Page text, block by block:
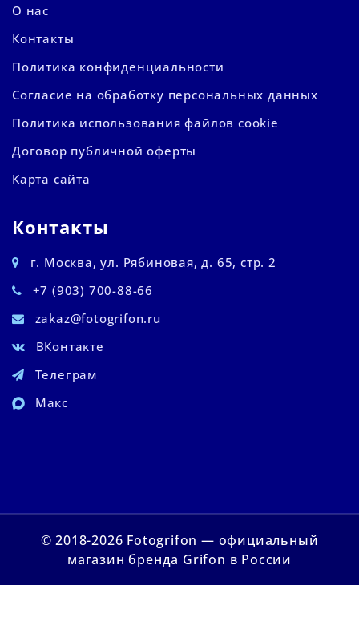
О нас
Контакты
Политика конфиденциальности
Согласие на обработку персональных данных
Политика использования файлов cookie
Договор публичной оферты
Карта сайта
Контакты
г. Москва, ул. Рябиновая, д. 65, стр. 2
+7 (903) 700-88-66
zakaz@fotogrifon.ru
ВКонтакте
Телеграм
Макс
© 2018-2026 Fotogrifon — официальный
магазин бренда Grifon в России